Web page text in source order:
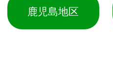
鹿児島地区